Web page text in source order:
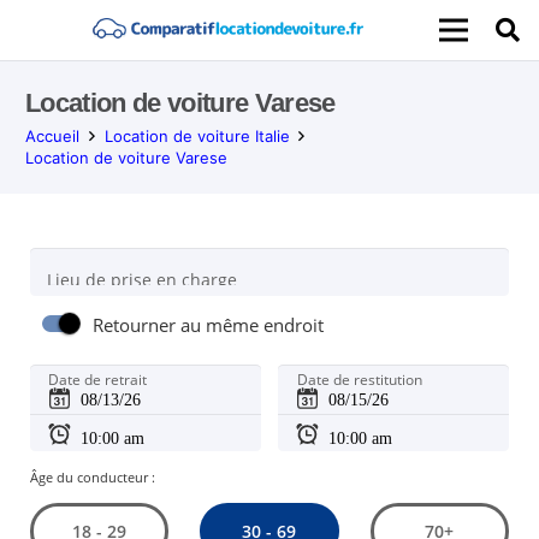
Location de voiture Varese
Accueil
Location de voiture Italie
Location de voiture Varese
Lieu de prise en charge
Retourner au même endroit
Date de retrait Date de restitution
Âge du conducteur :
18 - 29 30 - 69 70+